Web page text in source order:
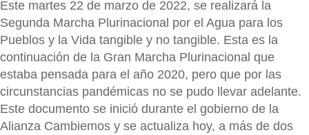
Este martes 22 de marzo de 2022, se realizará la
Segunda Marcha Plurinacional por el Agua para los
Pueblos y la Vida tangible y no tangible. Esta es la
continuación de la Gran Marcha Plurinacional que
estaba pensada para el año 2020, pero que por las
circunstancias pandémicas no se pudo llevar adelante.
Este documento se inició durante el gobierno de la
Alianza Cambiemos y se actualiza hoy, a más de dos